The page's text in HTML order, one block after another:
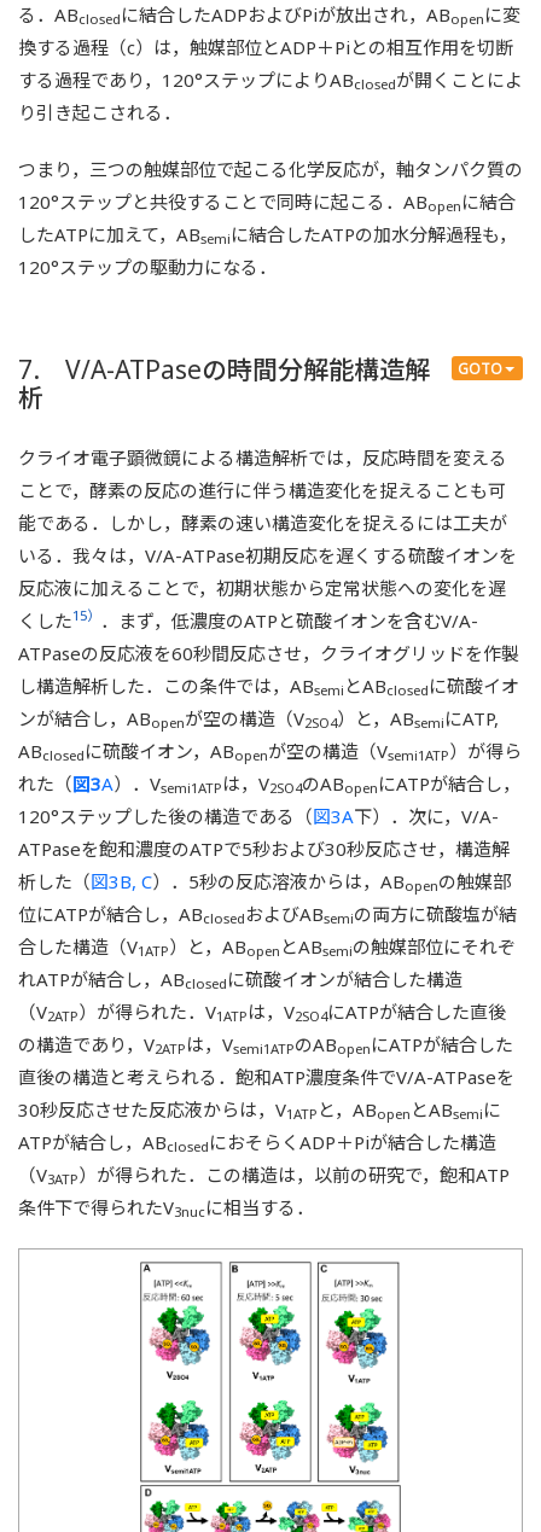
る．ABclosed に結合したADPおよびPiが放出され，ABopen に変
換する過程（c）は，触媒部位とADP＋Piとの相互作用を切断
する過程であり，120°ステップによりABclosedが開くことによ
り引き起こされる．
つまり，三つの触媒部位で起こる化学反応が，軸タンパク質の
120°ステップと共役することで同時に起こる．ABopen に結合
したATPに加えて，ABsemi に結合したATPの加水分解過程も，
120°ステップの駆動力になる．
GOTO
7. V/A-ATPaseの時間分解能構造解
析
クライオ電子顕微鏡による構造解析では，反応時間を変える
ことで，酵素の反応の進行に伴う構造変化を捉えることも可
能である．しかし，酵素の速い構造変化を捉えるには工夫が
いる．我々は，V/A-ATPase初期反応を遅くする硫酸イオンを
反応液に加えることで，初期状態から定常状態への変化を遅
くした15） ．まず，低濃度のATPと硫酸イオンを含むV/A-
ATPaseの反応液を60秒間反応させ，クライオグリッドを作製
し構造解析した．この条件では，ABsemi とABclosed に硫酸イオ
ンが結合し，ABopenが空の構造（V2SO4）と，ABsemi にATP,
ABclosed に硫酸イオン，ABopenが空の構造（Vsemi1ATP）が得ら
れた（図3A）．Vsemi1ATP は，V2SO4のABopen にATPが結合し，
120°ステップした後の構造である（図3A下）．次に，V/A-
ATPaseを飽和濃度のATPで5秒および30秒反応させ，構造解
析した（図3B, C）．5秒の反応溶液からは，ABopenの触媒部
位にATPが結合し，ABclosed およびABsemiの両方に硫酸塩が結
合した構造（V1ATP）と，ABopen とABsemiの触媒部位にそれぞ
れATPが結合し，ABclosed に硫酸イオンが結合した構造
（V2ATP）が得られた．V1ATP は，V2SO4にATPが結合した直後
の構造であり，V2ATP は，Vsemi1ATPのABopen にATPが結合した
直後の構造と考えられる．飽和ATP濃度条件でV/A-ATPaseを
30秒反応させた反応液からは，V1ATP と，ABopen とABsemi に
ATPが結合し，ABclosed におそらくADP＋Piが結合した構造
（V3ATP）が得られた．この構造は，以前の研究で，飽和ATP
条件下で得られたV3nucに相当する．